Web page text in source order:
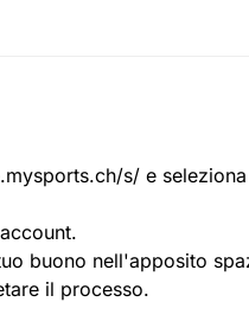
s/ e
buono nell'apposito
il processo.